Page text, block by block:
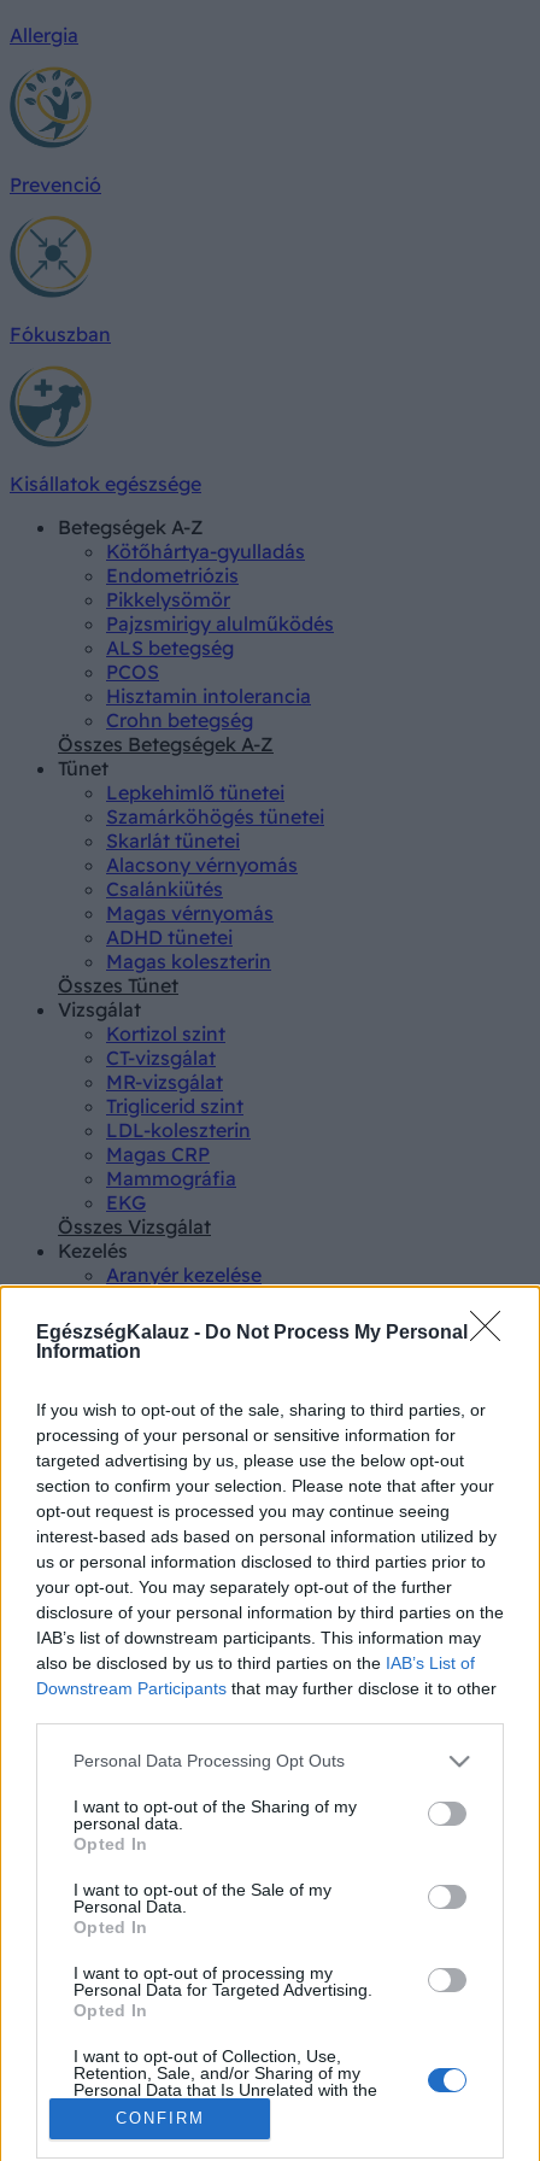
EgészségKalauz - Do Not Process My Personal
Information
If you wish to opt-out of the sale, sharing to third parties, or
processing of your personal or sensitive information for
targeted advertising by us, please use the below opt-out
section to confirm your selection. Please note that after your
opt-out request is processed you may continue seeing
interest-based ads based on personal information utilized by
us or personal information disclosed to third parties prior to
your opt-out. You may separately opt-out of the further
disclosure of your personal information by third parties on the
IAB’s list of downstream participants. This information may
also be disclosed by us to third parties on the IAB’s List of
Downstream Participants that may further disclose it to other
Please note that this website/app uses one or more Google
not limited to your visit or usage behaviour. You may click to
grant or deny consent to Google and its third-party tags to
use your data for below specified purposes in below Google
consent section.
Personal Data Processing Opt Outs
I want to opt-out of the Sharing of my
personal data.
Opted In
I want to opt-out of the Sale of my
Personal Data.
Opted In
I want to opt-out of processing my
Personal Data for Targeted Advertising.
Opted In
I want to opt-out of Collection, Use,
Retention, Sale, and/or Sharing of my
Personal Data that Is Unrelated with the
Purposes for which it was collected.
Opted Out
CONFIRM
Allergia
Prevenció
Fókuszban
Kisállatok egészsége
Betegségek A-Z
Kötőhártya-gyulladás
Endometriózis
Pikkelysömör
Pajzsmirigy alulműködés
ALS betegség
PCOS
Hisztamin intolerancia
Crohn betegség
Összes Betegségek A-Z
Tünet
Lepkehimlő tünetei
Szamárköhögés tünetei
Skarlát tünetei
Alacsony vérnyomás
Csalánkiütés
Magas vérnyomás
ADHD tünetei
Magas koleszterin
Összes Tünet
Vizsgálat
Kortizol szint
CT-vizsgálat
MR-vizsgálat
Triglicerid szint
LDL-koleszterin
Magas CRP
Mammográfia
EKG
Összes Vizsgálat
Kezelés
Aranyér kezelése
Szürkehályog műtét
Vízszerű hasmenés
Napallergia kezelése
Fülgyulladás kezelése
Összes Kezelés
Életmódváltás
Kutatás
Betegségek A-Z
Vizsgálat
Kezelés
Kutatás
Prevenció
Hírek
Kisállatok egészsége
#orvosmeteorológia#vérnyomás#stroke
#rákbetegség
#pajzsmirigy#reflux#ekcéma#herpesz
Regisztráció
Méhsüllyedés